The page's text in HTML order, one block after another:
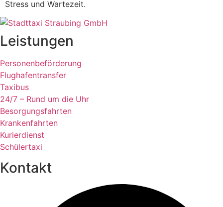
Stress und Wartezeit.
Leistungen
Personenbeförderung
Flughafentransfer
Taxibus
24/7 – Rund um die Uhr
Besorgungsfahrten
Krankenfahrten
Kurierdienst
Schülertaxi
Kontakt